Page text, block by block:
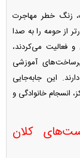
زنگ خطر مهاجرت
از حومه را به صدا
فعالیت می‌کردند،
آموزشی
این جابه‌جایی
انسجام خانوادگی و
کلان